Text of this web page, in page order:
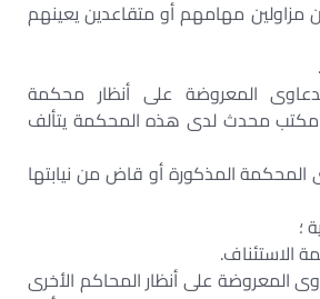
مزاولين مهامهم أو متقاعدين يعينهم
المعروضة على أنظار محكمة
محدث لدى هذه المحكمة يتألف
المحكمة المذكورة أو قاض من نيابتها
المعروضة على أنظار المحاكم الأخرى